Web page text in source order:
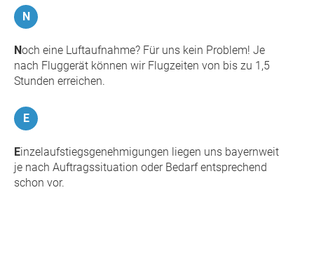
N
Noch eine Luftaufnahme? Für uns kein Problem! Je
nach Fluggerät können wir Flugzeiten von bis zu 1,5
Stunden erreichen.
E
Einzelaufstiegsgenehmigungen liegen uns bayernweit
je nach Auftragssituation oder Bedarf entsprechend
schon vor.